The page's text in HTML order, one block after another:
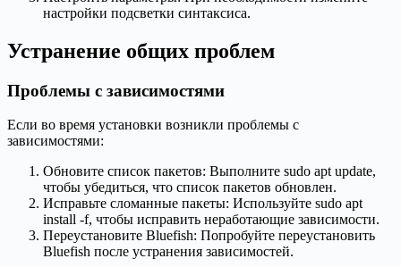
настройки подсветки синтаксиса.
Устранение общих проблем
Проблемы с зависимостями
Если во время установки возникли проблемы с
зависимостями:
Обновите список пакетов: Выполните sudo apt update,
чтобы убедиться, что список пакетов обновлен.
Исправьте сломанные пакеты: Используйте sudo apt
install -f, чтобы исправить неработающие зависимости.
Переустановите Bluefish: Попробуйте переустановить
Bluefish после устранения зависимостей.